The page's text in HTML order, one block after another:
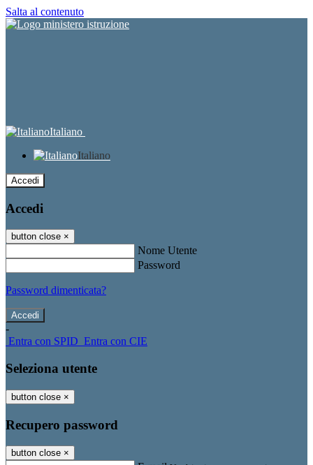
Salta al contenuto
Italiano
Italiano
Accedi
Accedi
button close ×
Nome Utente
Password
Password dimenticata?
-
Entra con SPID Entra con CIE
Seleziona utente
button close ×
Recupero password
button close ×